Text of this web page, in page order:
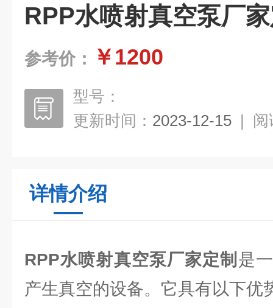
RPP水喷射真空泵厂
参考价： ￥1200
型号：
更新时间： 2023-12-15 | 阅
详情介绍
RPP水喷射真空泵厂家定制 是
产生真空的设备。它具有以下优